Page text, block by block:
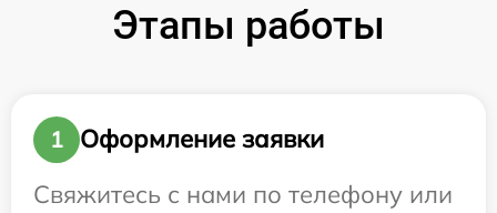
Этапы работы
1
Оформление заявки
Свяжитесь с нами по телефону или